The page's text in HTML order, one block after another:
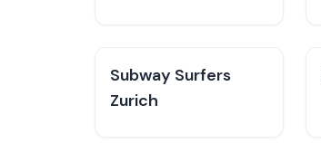
Subway Surfers
Zurich